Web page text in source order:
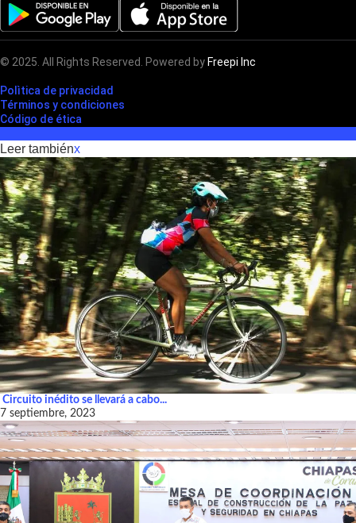
© 2025. All Rights Reserved. Powered by Freepi Inc
Polìtica de privacidad
Términos y condiciones
Código de ética
Leer tambiénx
Circuito inédito se llevará a cabo...
7 septiembre, 2023